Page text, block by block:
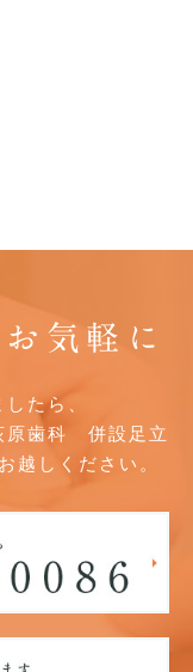
気軽に
たら、
原歯科 併設足立
越しください。